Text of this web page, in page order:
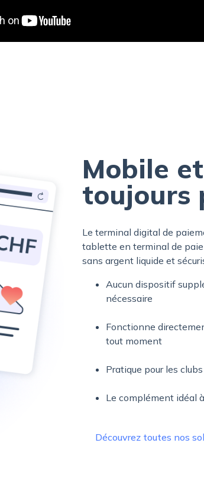
Mobile et
toujours
Le terminal digital de
tablette en terminal de
sans argent liquide et
Aucun dispositif
nécessaire
Fonctionne
tout moment
Pratique pour les
Le complément idéal
Découvrez toutes nos